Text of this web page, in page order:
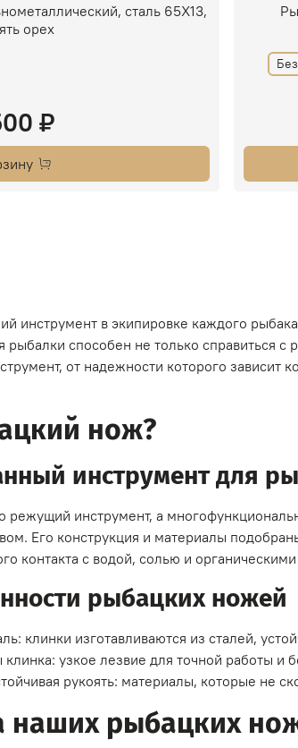
сталь 65Х13,
орех
₽
инструмент в экипировке каждого
способен не только справиться с
от надежности которого зависит
нож?
инструмент для
режущий инструмент, а
Его конструкция и материалы
контакта с водой, солью и
рыбацких ножей
клинки изготавливаются из сталей,
узкое лезвие для точной работы и
рукоять: материалы, которые не
наших рыбацких